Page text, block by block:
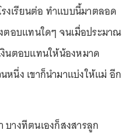
งเรียนต่อ ทำแบบนี้มาตลอด
ตอบแทนใดๆ จนเมื่อประมาณ
งินตอบแทนให้น้องหมาด
หนึ่ง เขาก็นำมาแบ่งให้แม่ อีก
บางทีตนเองก็สงสารลูก